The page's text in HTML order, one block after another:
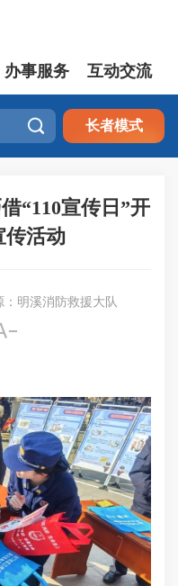
办事服务 互动交流
 长者模式
“110宣传日”开
传活动
：明溪消防救援大队